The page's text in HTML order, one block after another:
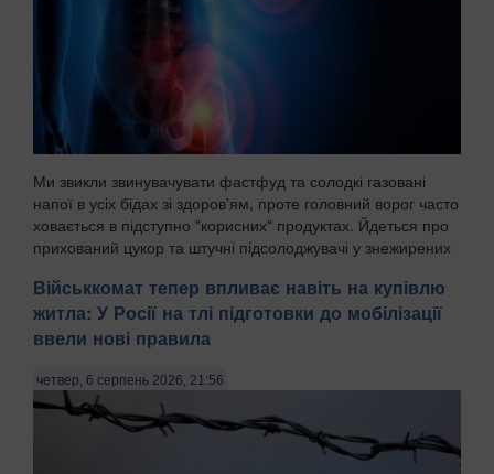
Ми звикли звинувачувати фастфуд та солодкі газовані
напої в усіх бідах зі здоров'ям, проте головний ворог часто
ховається в підступно "корисних" продуктах. Йдеться про
прихований цукор та штучні підсолоджувачі у знежирених
Військкомат тепер впливає навіть на купівлю
житла: У Росії на тлі підготовки до мобілізації
ввели нові правила
четвер, 6 серпень 2026, 21:56